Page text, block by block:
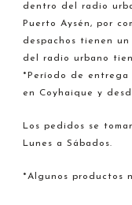
dentro del radio
Puerto Aysén, por
despachos tienen
del radio urbano
*Período de entrega
en Coyhaique y
Los pedidos se
Lunes a Sábados.
*Algunos productos